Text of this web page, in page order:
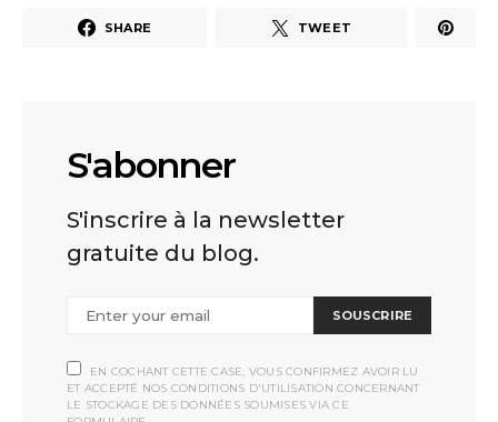
SHARE TWEET
S'abonner
S'inscrire à la newsletter
gratuite du blog.
SOUSCRIRE
EN COCHANT CETTE CASE, VOUS CONFIRMEZ AVOIR LU
ET ACCEPTÉ NOS CONDITIONS D'UTILISATION CONCERNANT
LE STOCKAGE DES DONNÉES SOUMISES VIA CE